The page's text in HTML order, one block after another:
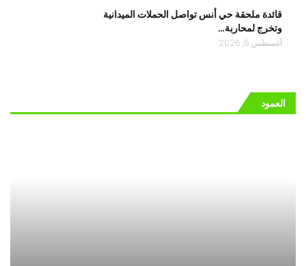
قائدة ملحقة حي أنس تواصل الحملات الميدانية
وتخرج لمحاربة…
أغسطس 6, 2026
العمود